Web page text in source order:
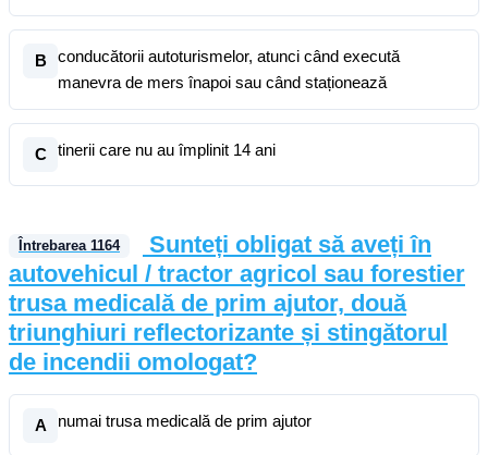
B
conducătorii autoturismelor, atunci când execută
manevra de mers înapoi sau când staționează
C tinerii care nu au împlinit 14 ani
Întrebarea 1164
Sunteți obligat să aveți în
autovehicul / tractor agricol sau forestier
trusa medicală de prim ajutor, două
triunghiuri reflectorizante și stingătorul
de incendii omologat?
A numai trusa medicală de prim ajutor